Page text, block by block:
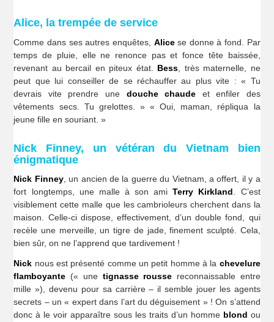
Alice, la trempée de service
Comme dans ses autres enquêtes, Alicese donne à fond. Par
temps de pluie, elle ne renonce pas et fonce tête baissée,
revenant au bercail en piteux état. Bess , très maternelle, ne
peut que lui conseiller de se réchauffer au plus vite : « Tu
devrais vite prendre une douche chaude et enfiler des
vêtements secs. Tu grelottes. » « Oui, maman, répliqua la
jeune fille en souriant. »
Nick Finney, un vétéran du Vietnam bien
énigmatique
Nick Finney, un ancien de la guerre du Vietnam, a offert, il y a
fort longtemps, une malle à son amiTerry Kirkland. C’est
visiblement cette malle que les cambrioleurs cherchent dans la
maison. Celle-ci dispose, effectivement, d’un double fond, qui
recèle une merveille, un tigre de jade, finement sculpté. Cela,
bien sûr, on ne l’apprend que tardivement !
Nick nous est présenté comme un petit homme à la chevelure
flamboyante (« une tignasse rousse reconnaissable entre
mille »), devenu pour sa carrière – il semble jouer les agents
secrets – un « expert dans l’art du déguisement » ! On s’attend
donc à le voir apparaître sous les traits d’un homme blond ou